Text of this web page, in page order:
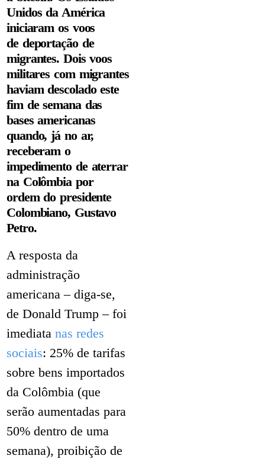
Unidos da América
iniciaram os voos
de deportação de
migrantes. Dois voos
militares com migrantes
haviam descolado este
fim de semana das
bases americanas
quando, já no ar,
receberam o
impedimento de aterrar
na Colômbia por
ordem do presidente
Colombiano, Gustavo
Petro.
A resposta da
administração
americana – diga-se,
de Donald Trump – foi
imediata nas redes
sociais: 25% de tarifas
sobre bens importados
da Colômbia (que
serão aumentadas para
50% dentro de uma
semana), proibição de